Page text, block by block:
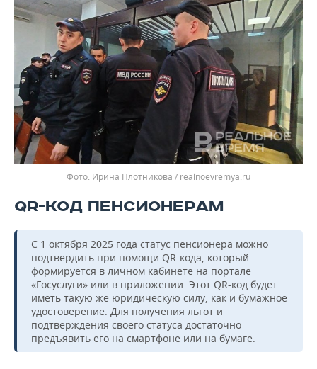
Ирина Плотникова / realnoevremya.ru
QR-КОД ПЕНСИОНЕРАМ
С 1 октября 2025 года статус пенсионера можно
подтвердить при помощи QR-кода, который
формируется в личном кабинете на портале
«Госуслуги» или в приложении. Этот QR-код будет
иметь такую же юридическую силу, как и бумажное
удостоверение. Для получения льгот и
подтверждения своего статуса достаточно
предъявить его на смартфоне или на бумаге.